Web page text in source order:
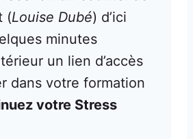
(Louise Dubé) d’ici
minutes
un lien d’accès
dans votre formation
votre Stress